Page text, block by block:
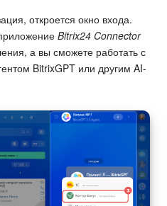
откроется окно входа.
Bitrix24 Connector
а вы сможете работать с
BitrixGPT или другим AI-